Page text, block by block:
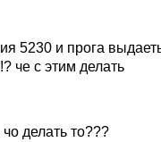
5230 и прога
че с этим делать
делать то???